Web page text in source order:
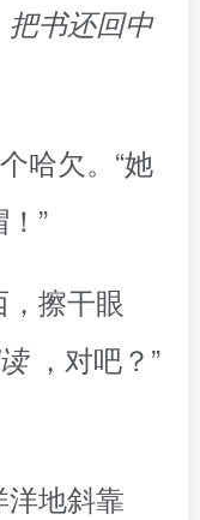
书还回中
哈欠。“她
”
擦干眼
，对吧？”
地斜靠